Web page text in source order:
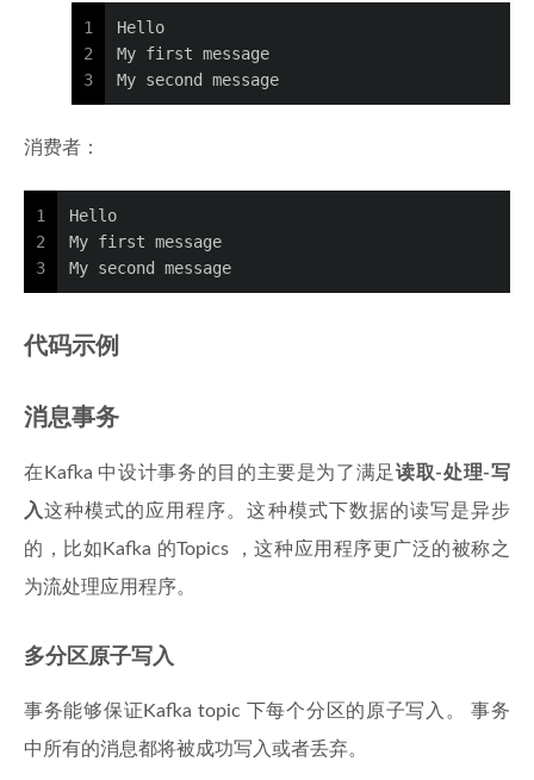
1
2
3
Hello
My first message
My second message
消费者：
1
2
3
Hello
My first message
My second message
代码示例
消息事务
在Kafka 中设计事务的目的主要是为了满足读取-处理-写
入这种模式的应用程序。这种模式下数据的读写是异步
的，比如Kafka 的Topics ，这种应用程序更广泛的被称之
为流处理应用程序。
多分区原子写入
事务能够保证Kafka topic 下每个分区的原子写入。 事务
中所有的消息都将被成功写入或者丢弃。